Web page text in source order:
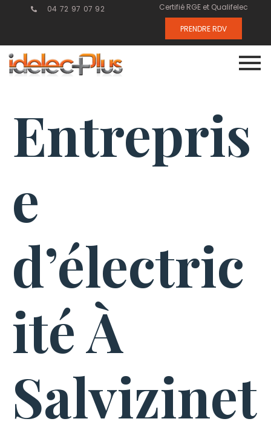
04 72 97 07 92 Certifié RGE et Qualifelec
PRENDRE RDV
Entrepris
e
d’électric
ité À
Salvizinet